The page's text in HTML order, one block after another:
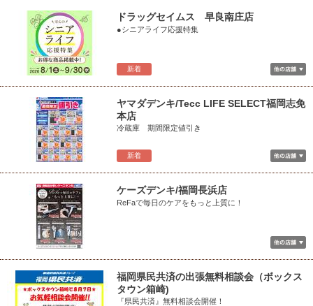
新着
ドラッグセイムス 早良南庄店
●シニアライフ応援特集
新着
ヤマダデンキ/Tecc LIFE SELECT福岡志免
本店
冷蔵庫 期間限定値引き
ケーズデンキ/福岡長浜店
ReFaで毎日のケアをもっと上質に！
福岡県民共済の出張無料相談会（ボックス
タウン箱崎)
『県民共済』無料相談会開催！